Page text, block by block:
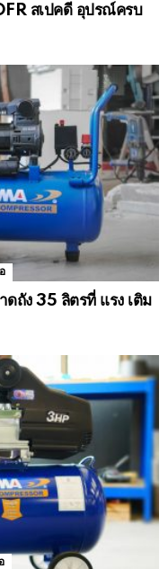
สเปคดี อุปรณ์ครบ
ถัง 35 ลิตรที่ แรง เติม